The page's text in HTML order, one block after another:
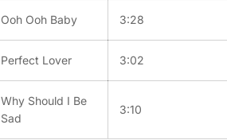
Ooh Ooh Baby 3:28
Perfect Lover 3:02
Why Should I Be
Sad
3:10